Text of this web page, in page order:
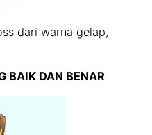
dari warna gelap,
BAIK DAN BENAR